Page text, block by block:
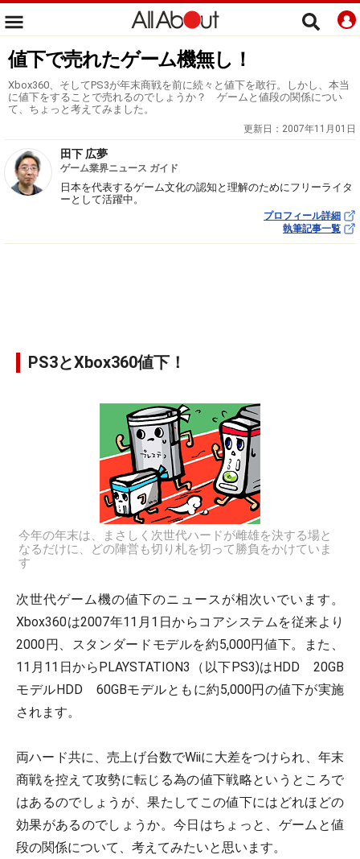
値下で売れたゲーム機無し！
Xbox360、そしてPS3が年末商戦を前に続々と値下を敢行。しかし、本当
に値下をすることで売れるのでしょうか？ ゲームと値段の関係につい
て、ちょっと考えてみました。
更新日： 2007年11月01日
田下 広夢
ゲーム業界ニュース ガイド
日本を代表するゲーム文化の認知と理解のためにフリーライタ
ーとして活躍中。
プロフィール詳細
執筆記事一覧
PS3とXbox360値下！
今年の年末は、まさしく次世代ハードが雌雄を決する場と
なるだけに、どの陣営も切り札を切って勝負をかけていま
す
次世代ゲーム機の値下のニュースが相次いでいます。
Xbox360は2007年11月1日からコアシステムを従来より
2000円、スタンダードモデルを約5,000円値下。また、
11月11日からPLAYSTATION3（以下PS3)はHDD 20GB
モデルHDD 60GBモデルともに約5,000円の値下が実施
されます。
両ハード共に、売上げ台数でWiiに大差をつけられ、年末
商戦を控えて攻勢に転じる為の値下戦略というところで
はあるのでしょうが、果たしてこの値下にはどれほどの
効果があるのでしょうか。今日はちょっと、ゲームと値
段の関係について、考えてみたいと思います。